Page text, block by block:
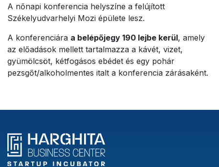
A nőnapi konferencia helyszíne a felújított
Székelyudvarhelyi Mozi épülete lesz.
A konferenciára a belépőjegy 190 lejbe kerül, amely
az előadások mellett tartalmazza a kávét, vizet,
gyümölcsöt, kétfogásos ebédet és egy pohár
pezsgőt/alkoholmentes italt a konferencia zárásaként.